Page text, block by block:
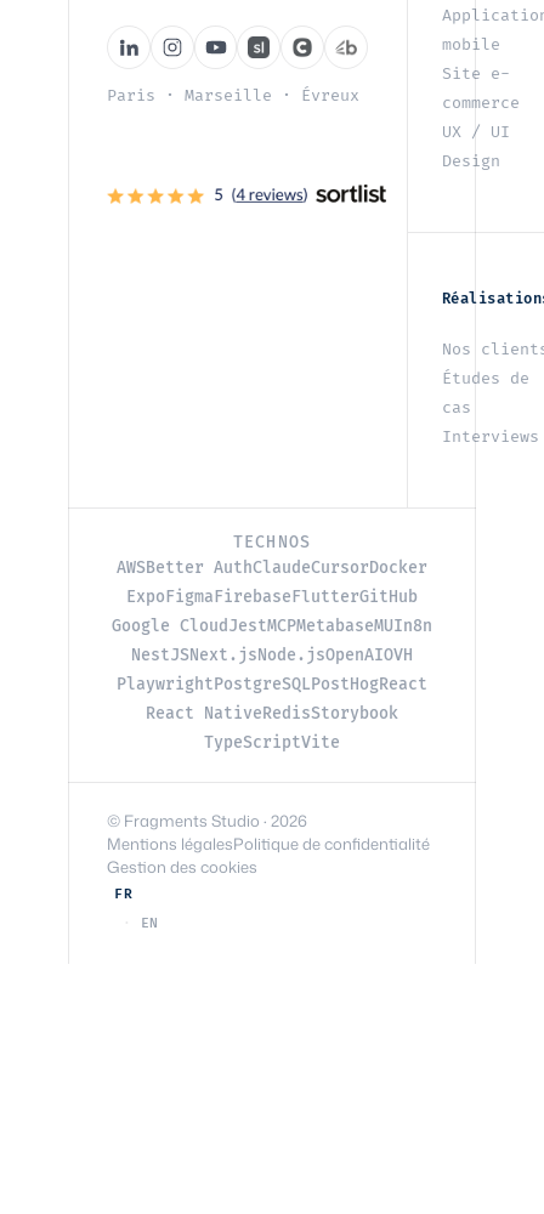
Paris · Marseille · Évreux
mobile
Site e-
commerce
UX / UI
Design
Nos
Études de
cas
Interviews
TECHNOS
AWSBetter AuthClaudeCursorDocker
Expo Figma Firebase FlutterGitHub
Google CloudJestMCPMetabaseMUIn8n
NestJSNext.jsNode.jsOpenAIOVH
Playwright PostgreSQL PostHogReact
React NativeRedisStorybook
TypeScriptVite
© Fragments Studio · 2026
Mentions légalesPolitique de confidentialité
Gestion des cookies
FR
EN